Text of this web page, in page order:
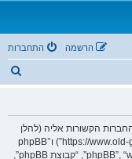
התחברות הרשמה
הקשורות אליה (להלן
“אנחנו”, “אותנו”, “שלנו”, “מסע אל העבר”, “https://www.old-games.org/f”) ו־phpBB
(להלן “הם”, “אותם”, “שלהם”, “מערכת phpBB”, “www.phpbb.co.il”, “קבוצת phpBB”,